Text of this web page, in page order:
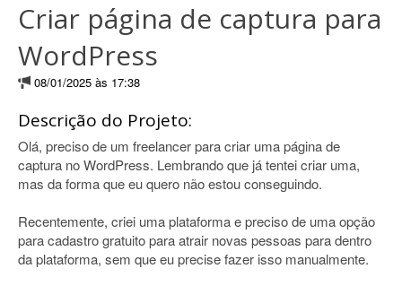
Criar página de captura para
WordPress
08/01/2025 às 17:38
Descrição do Projeto:
Olá, preciso de um freelancer para criar uma página de
captura no WordPress. Lembrando que já tentei criar uma,
mas da forma que eu quero não estou conseguindo.
Recentemente, criei uma plataforma e preciso de uma opção
para cadastro gratuito para atrair novas pessoas para dentro
da plataforma, sem que eu precise fazer isso manualmente.